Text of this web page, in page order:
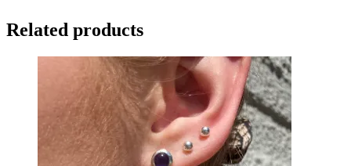
Related products